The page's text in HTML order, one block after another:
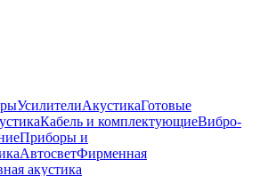
УсилителиАкустикаГотовые
Кабель и комплектующиеВибро-
Приборы и
АвтосветФирменная
акустика